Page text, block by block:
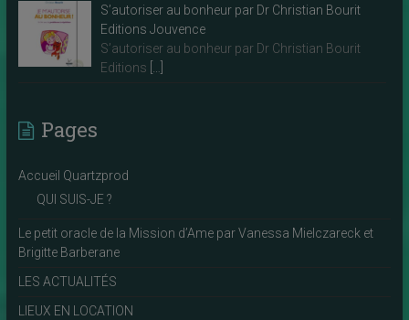
S’autoriser au bonheur par Dr Christian Bourit
Editions Jouvence
S’autoriser au bonheur par Dr Christian Bourit
Editions
Pages
Accueil Quartzprod
QUI SUIS-JE ?
Le petit oracle de la Mission d’Ame par Vanessa Mielczareck et
Brigitte Barberane
LES ACTUALITÉS
LIEUX EN LOCATION